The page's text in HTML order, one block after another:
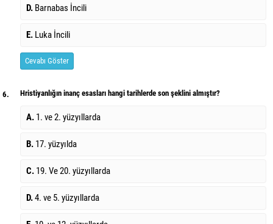
D. Barnabas İncili
E. Luka İncili
Cevabı Göster
6. Hristiyanlığın inanç esasları hangi tarihlerde son şeklini almıştır?
A. 1. ve 2. yüzyıllarda
B. 17. yüzyılda
C. 19. Ve 20. yüzyıllarda
D.4. ve 5. yüzyıllarda